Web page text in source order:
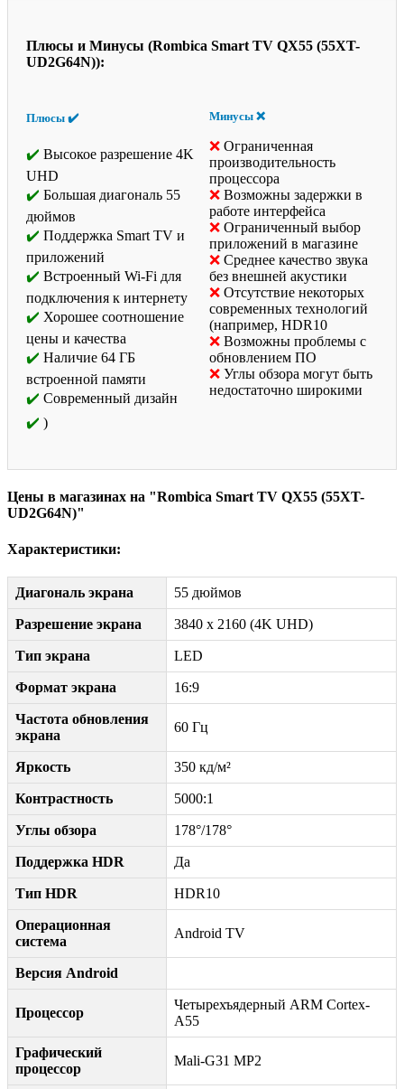
Плюсы и Минусы (Rombica Smart TV QX55 (55XT-
UD2G64N)):
Плюсы ✔️
Высокое разрешение 4K
UHD
Большая диагональ 55
дюймов
Поддержка Smart TV и
приложений
Встроенный Wi-Fi для
подключения к интернету
Хорошее соотношение
цены и качества
Наличие 64 ГБ
встроенной памяти
Современный дизайн
)
Минусы ❌
Ограниченная
производительность
процессора
Возможны задержки в
работе интерфейса
Ограниченный выбор
приложений в магазине
Среднее качество звука
без внешней акустики
Отсутствие некоторых
современных технологий
(например, HDR10
Возможны проблемы с
обновлением ПО
Углы обзора могут быть
недостаточно широкими
Цены в магазинах на "Rombica Smart TV QX55 (55XT-
UD2G64N)"
Характеристики:
Диагональ экрана 55 дюймов
Разрешение экрана 3840 x 2160 (4K UHD)
Тип экрана LED
Формат экрана 16:9
Частота обновления
экрана
60 Гц
Яркость 350 кд/м²
Контрастность 5000:1
Углы обзора 178°/178°
Поддержка HDR Да
Тип HDR HDR10
Операционная
система
Android TV
Версия Android
Процессор
Четырехъядерный ARM Cortex-
A55
Графический
процессор
Mali-G31 MP2